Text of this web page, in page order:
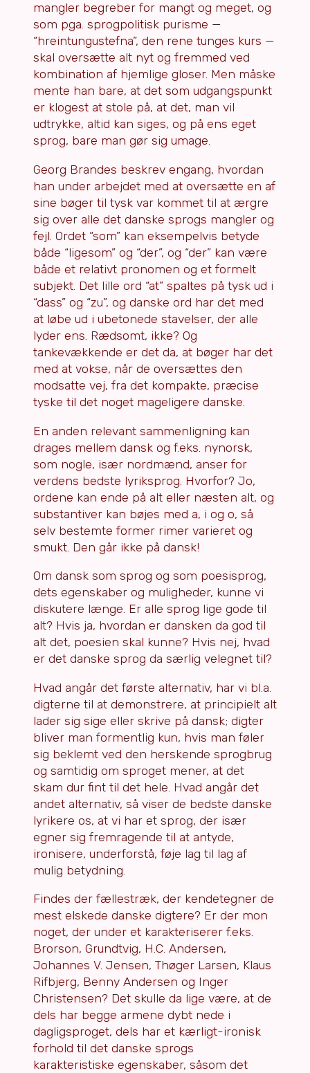
mangler begreber for mangt og meget, og
som pga. sprogpolitisk purisme —
“hreintungustefna”, den rene tunges kurs —
skal oversætte alt nyt og fremmed ved
kombination af hjemlige gloser. Men måske
mente han bare, at det som udgangspunkt
er klogest at stole på, at det, man vil
udtrykke, altid kan siges, og på ens eget
sprog, bare man gør sig umage.
Georg Brandes beskrev engang, hvordan
han under arbejdet med at oversætte en af
sine bøger til tysk var kommet til at ærgre
sig over alle det danske sprogs mangler og
fejl. Ordet “som” kan eksempelvis betyde
både “ligesom” og “der”, og “der” kan være
både et relativt pronomen og et formelt
subjekt. Det lille ord “at” spaltes på tysk ud i
“dass” og “zu”, og danske ord har det med
at løbe ud i ubetonede stavelser, der alle
lyder ens. Rædsomt, ikke? Og
tankevækkende er det da, at bøger har det
med at vokse, når de oversættes den
modsatte vej, fra det kompakte, præcise
tyske til det noget mageligere danske.
En anden relevant sammenligning kan
drages mellem dansk og f.eks. nynorsk,
som nogle, især nordmænd, anser for
verdens bedste lyriksprog. Hvorfor? Jo,
ordene kan ende på alt eller næsten alt, og
substantiver kan bøjes med a, i og o, så
selv bestemte former rimer varieret og
smukt. Den går ikke på dansk!
Om dansk som sprog og som poesisprog,
dets egenskaber og muligheder, kunne vi
diskutere længe. Er alle sprog lige gode til
alt? Hvis ja, hvordan er dansken da god til
alt det, poesien skal kunne? Hvis nej, hvad
er det danske sprog da særlig velegnet til?
Hvad angår det første alternativ, har vi bl.a.
digterne til at demonstrere, at principielt alt
lader sig sige eller skrive på dansk; digter
bliver man formentlig kun, hvis man føler
sig beklemt ved den herskende sprogbrug
og samtidig om sproget mener, at det
skam dur fint til det hele. Hvad angår det
andet alternativ, så viser de bedste danske
lyrikere os, at vi har et sprog, der især
egner sig fremragende til at antyde,
ironisere, underforstå, føje lag til lag af
mulig betydning.
Findes der fællestræk, der kendetegner de
mest elskede danske digtere? Er der mon
noget, der under et karakteriserer f.eks.
Brorson, Grundtvig, H.C. Andersen,
Johannes V. Jensen, Thøger Larsen, Klaus
Rifbjerg, Benny Andersen og Inger
Christensen? Det skulle da lige være, at de
dels har begge armene dybt nede i
dagligsproget, dels har et kærligt-ironisk
forhold til det danske sprogs
karakteristiske egenskaber, såsom det